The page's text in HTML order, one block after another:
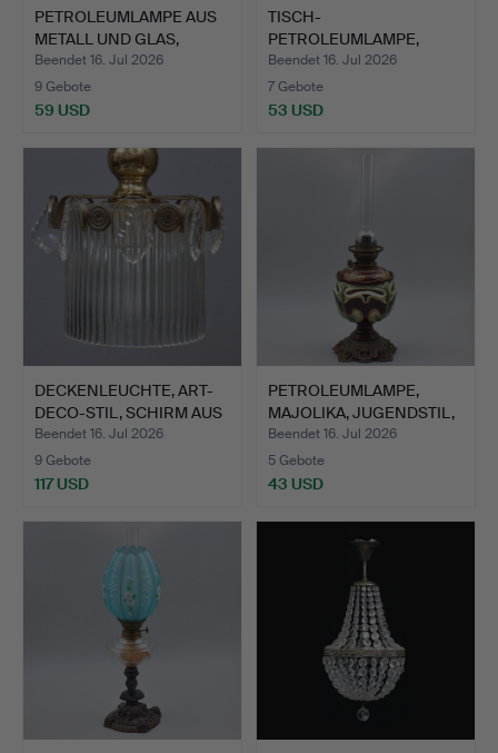
PETROLEUMLAMPE AUS
METALL UND GLAS,
RELIEF…
Beendet 16. Jul 2026
9 Gebote
59 USD
TISCH-
PETROLEUMLAMPE,
SPÄTER ELEKTRIFIZIER…
Beendet 16. Jul 2026
7 Gebote
53 USD
DECKENLEUCHTE, ART-
DECO-STIL, SCHIRM AUS
G…
Beendet 16. Jul 2026
9 Gebote
117 USD
PETROLEUMLAMPE,
MAJOLIKA, JUGENDSTIL,
META…
Beendet 16. Jul 2026
5 Gebote
43 USD